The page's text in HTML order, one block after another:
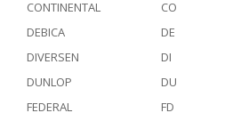
CONTINENTAL
CO
DEBICA
DE
DIVERSEN
DI
DUNLOP
DU
FEDERAL
FD